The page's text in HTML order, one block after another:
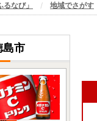
なび」 地域でさがす
島市